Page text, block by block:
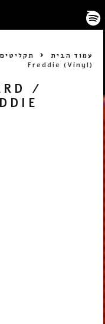
עמוד הבית תקליטים
Freddie (Vinyl)
/